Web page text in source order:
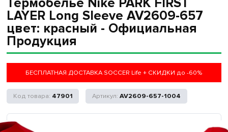
Термобелье Nike PARK FIRST
LAYER Long Sleeve AV2609-657
цвет: красный - Официальная
Продукция
БЕСПЛАТНАЯ ДОСТАВКА SOCCER Life + СКИДКИ до -60%
47901 AV2609-657-1004